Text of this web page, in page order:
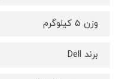
وزن 5 کیلوگرم
برند Dell